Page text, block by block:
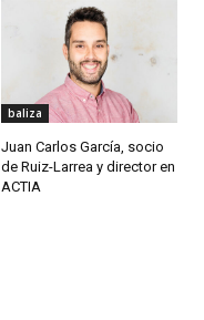
baliza
Juan Carlos García, socio
de Ruiz-Larrea y director en
ACTIA